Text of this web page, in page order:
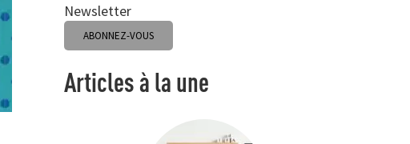
Newsletter
ABONNEZ-VOUS
Articles à la une